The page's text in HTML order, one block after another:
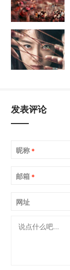
发表评论
昵称 *
邮箱 *
网址